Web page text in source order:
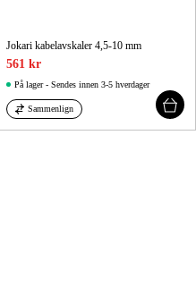
Jokari kabelavskaler 4,5-10 mm
561 kr
På lager - Sendes innen 3-5 hverdager
Sammenlign